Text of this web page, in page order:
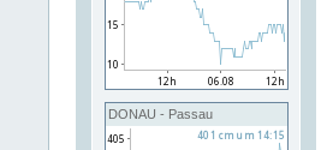
DONAU - Passau